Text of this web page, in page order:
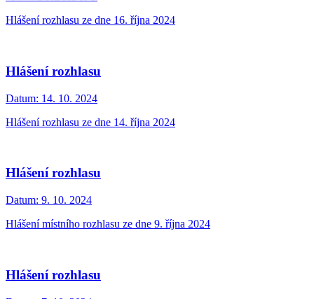
Hlášení rozhlasu ze dne 16. října 2024
Hlášení rozhlasu
Datum: 14. 10. 2024
Hlášení rozhlasu ze dne 14. října 2024
Hlášení rozhlasu
Datum: 9. 10. 2024
Hlášení místního rozhlasu ze dne 9. října 2024
Hlášení rozhlasu